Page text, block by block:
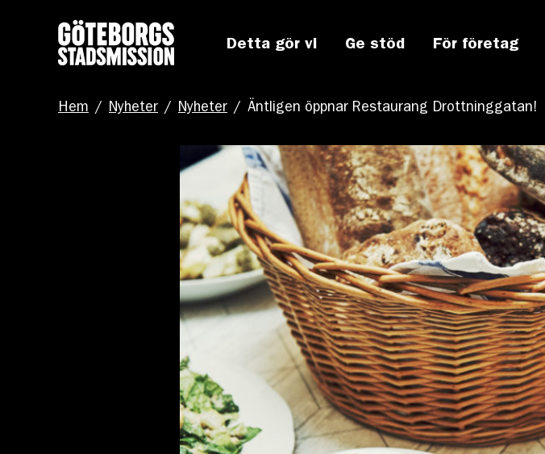
Detta gör vi Ge stöd För företag
Hem / Nyheter / Nyheter / Äntligen öppnar Restaurang Drottninggatan!